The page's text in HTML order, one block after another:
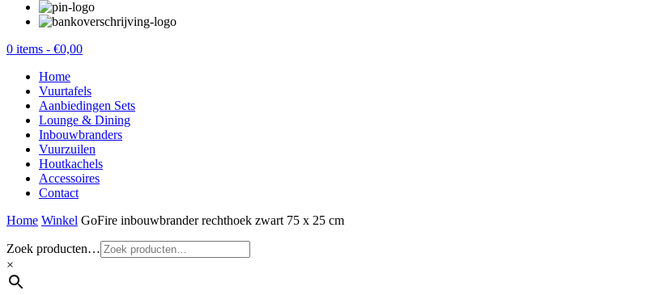
0 items - €0,00
Home
Vuurtafels
Aanbiedingen Sets
Lounge & Dining
Inbouwbranders
Vuurzuilen
Houtkachels
Accessoires
Contact
Home Winkel GoFire inbouwbrander rechthoek zwart 75 x 25 cm
Zoek producten…
×